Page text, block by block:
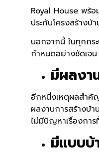
Royal House พร้อ
ประกันโครงสร้าง
นอกจากนี้ ในทุกกร
กำหนดอย่างชัดเจน
มีผลงา
อีกหนึ่งเหตุผลสำคั
ผลงานการสร้างบ้
ไม่มีปัญหาเรื่องกา
มีแบบบ้